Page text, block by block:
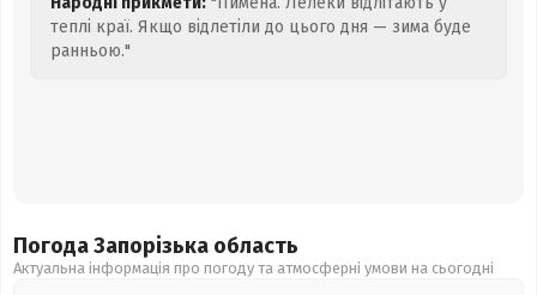
теплі краї. Якщо відлетіли до цього дня — зима буде
ранньою."
Погода Запорізька область
Актуальна інформація про погоду та атмосферні умови на сьогодні